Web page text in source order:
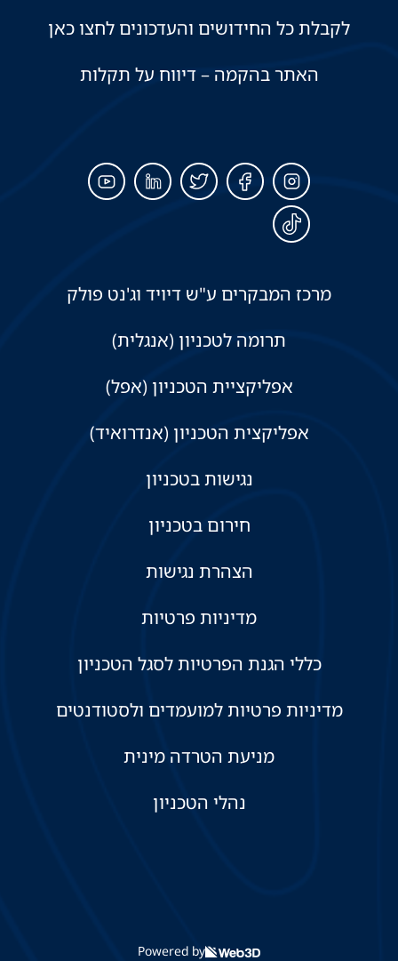
לקבלת כל החידושים והעדכונים לחצו כאן
האתר בהקמה – דיווח על תקלות
מרכז המבקרים ע"ש דיויד וג'נט פולק
תרומה לטכניון (אנגלית)
אפליקציית הטכניון (אפל)
אפליקצית הטכניון (אנדרואיד)
נגישות בטכניון
חירום בטכניון
הצהרת נגישות
מדיניות פרטיות
כללי הגנת הפרטיות לסגל הטכניון
מדיניות פרטיות למועמדים ולסטודנטים
מניעת הטרדה מינית
נהלי הטכניון
Powered by